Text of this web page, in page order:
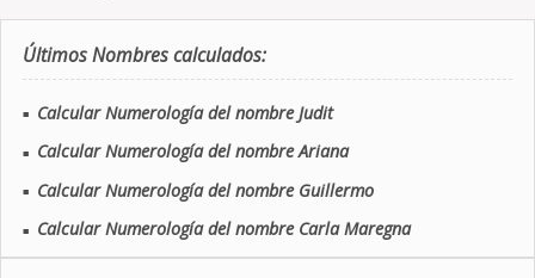
Últimos Nombres calculados:
■ Calcular Numerología del nombre Judit
■ Calcular Numerología del nombre Ariana
■ Calcular Numerología del nombre Guillermo
■ Calcular Numerología del nombre Carla Maregna